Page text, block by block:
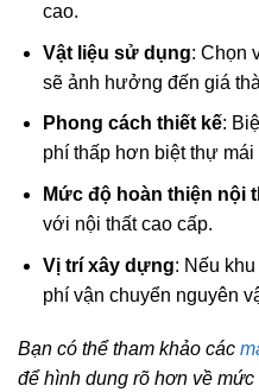
cao.
Vật liệu sử dụng: Chọn
sẽ ảnh hưởng đến giá
Phong cách thiết kế:
phí thấp hơn biệt thự mái
Mức độ hoàn thiện nội
với nội thất cao cấp.
Vị trí xây dựng: Nếu
phí vận chuyển nguyên
Bạn có thể tham khảo các
để hình dung rõ hơn về